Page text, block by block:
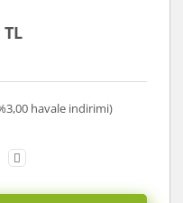
TL
havale indirimi)